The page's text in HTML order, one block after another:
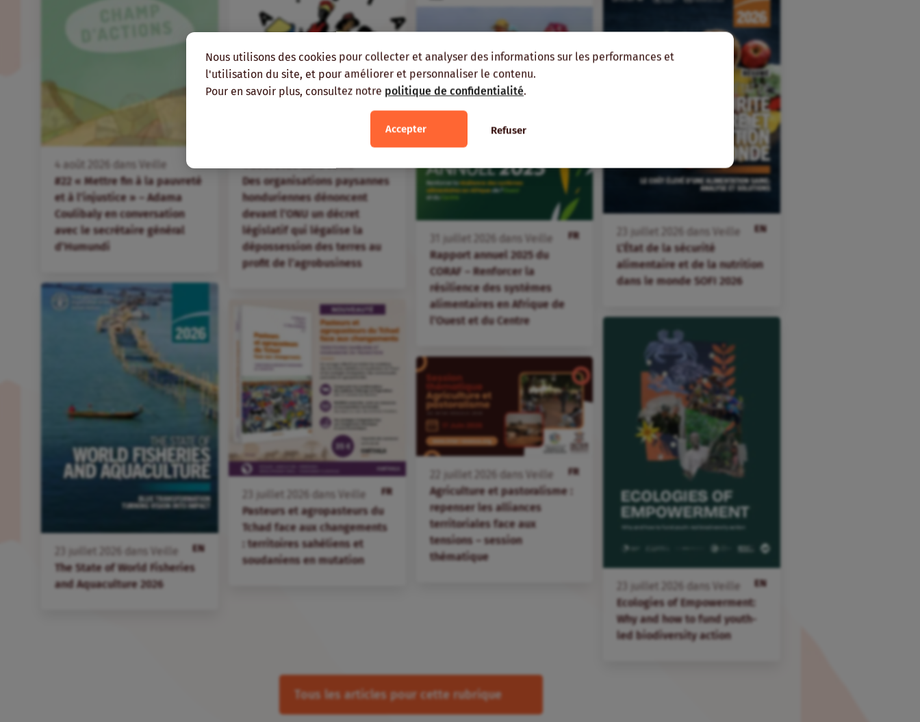
Nous utilisons des cookies pour collecter et analyser des informations sur les performances et
l'utilisation du site, et pour améliorer et personnaliser le contenu.
Pour en savoir plus, consultez notre politique de confidentialité.
Accepter Refuser
4 août dans
Veille
#22 « Mettre fin à la pauvreté
et à l’injustice » – Adama
Coulibaly en conversation
avec le secrétaire général
d’Humundi
Des organisations paysannes
honduriennes dénoncent
devant l’ONU un décret
législatif qui légalise la
dépossession des terres au
profit de l’agrobusiness
FR
juillet dans
Veille
Rapport annuel 2025 du
CORAF – Renforcer la
résilience des systèmes
alimentaires en Afrique de
l’Ouest et du Centre
EN
juillet dans
Veille
L’État de la sécurité
alimentaire et de la nutrition
dans le monde SOFI 2026
EN
juillet dans
Veille
The State of World Fisheries
and Aquaculture 2026
FR
juillet dans
Veille
Pasteurs et agropasteurs du
Tchad face aux changements
: territoires sahéliens et
soudaniens en mutation
EN
juillet dans Veille
Ecologies of Empowerment:
Why and how to fund youth-
led biodiversity action
FR
juillet dans Veille
Agriculture et pastoralisme :
repenser les alliances
territoriales face aux
tensions – session
thématique
Tous les articles pour cette rubrique